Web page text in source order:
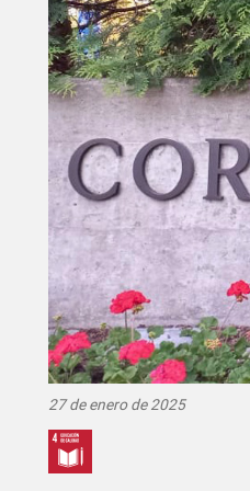
27 de enero de 2025